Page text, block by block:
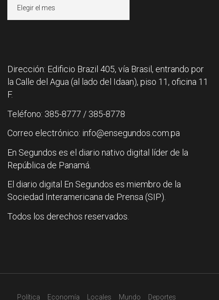
Dirección: Edificio Brazil 405, vía Brasil, entrando por
la Calle del Agua (al lado del Idaan), piso 11, oficina 11
F.
Teléfono: 385-8777 / 385-8778
Correo electrónico: info@ensegundos.com.pa
En Segundos es el diario nativo digital líder de la
República de Panamá.
El diario digital En Segundos es miembro de la
Sociedad Interamericana de Prensa (SIP).
Todos los derechos reservados.
Política Economía Locales Mundo Deportes